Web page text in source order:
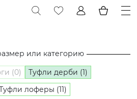
или категорию
(0)
Туфли дерби (1)
лоферы (11)